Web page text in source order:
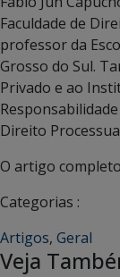
Faculdade de
professor da
Grosso do Sul.
Privado e ao
Direito
O artigo
Categorias :
Artigos, Geral
Veja